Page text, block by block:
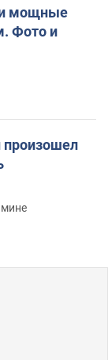
мощные
Фото и
произошел